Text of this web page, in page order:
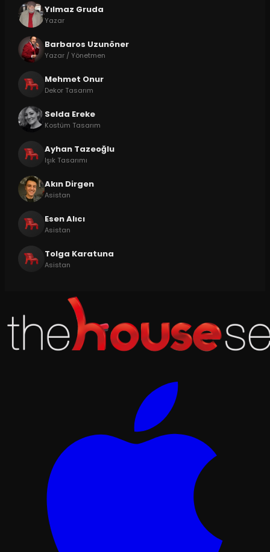
Yılmaz Gruda
Yazar
Barbaros Uzunöner
Yazar / Yönetmen
Mehmet Onur
Dekor Tasarım
Selda Ereke
Kostüm Tasarım
Ayhan Tazeoğlu
Işık Tasarımı
Akın Dirgen
Asistan
Esen Alıcı
Asistan
Tolga Karatuna
Asistan